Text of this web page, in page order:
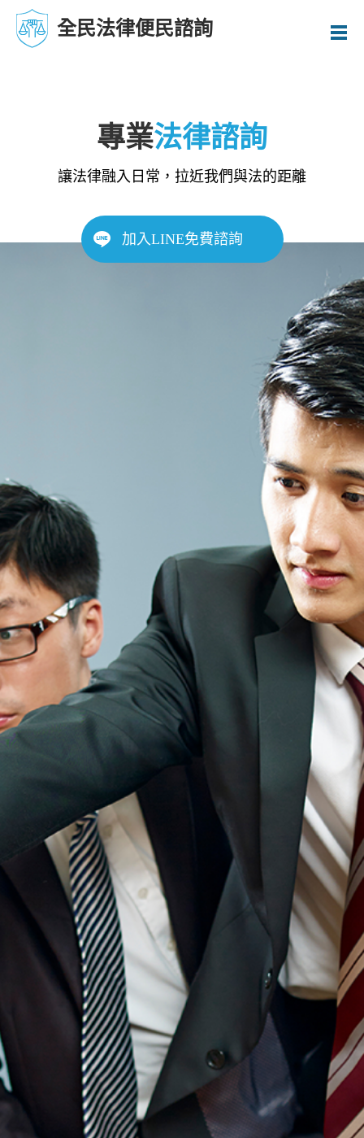
全民法律便民諮詢
專業法律諮詢
讓法律融入日常，拉近我們與法的距離
加入LINE免費諮詢